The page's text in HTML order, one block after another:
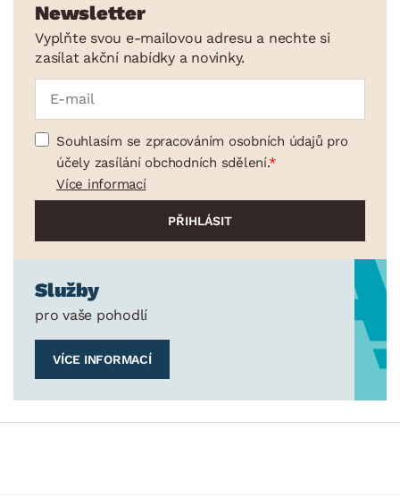
Newsletter
Vyplňte svou e-mailovou adresu a nechte si
zasílat akční nabídky a novinky.
Souhlasím se zpracováním osobních údajů pro
účely zasílání obchodních sdělení.
Více informací
Služby
pro vaše pohodlí
VÍCE INFORMACÍ